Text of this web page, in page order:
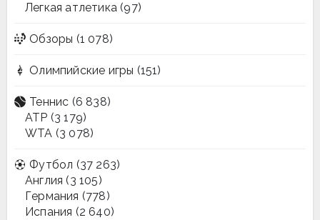
Легкая атлетика (97)
Обзоры (1 078)
Олимпийские игры (151)
Теннис (6 838)
ATP (3 179)
WTA (3 078)
Футбол (37 263)
Англия (3 105)
Германия (778)
Испания (2 640)